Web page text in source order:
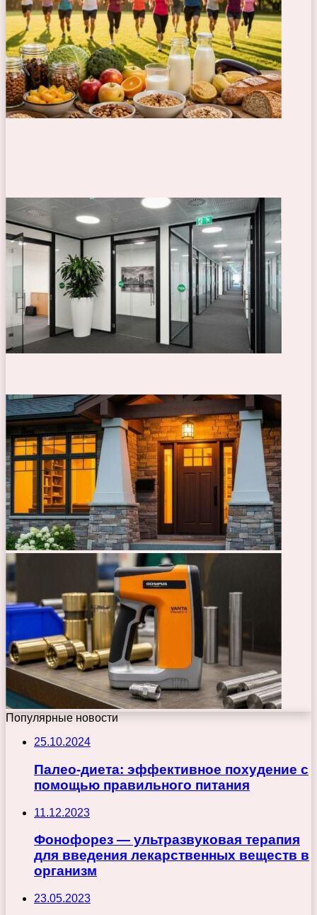
Популярные новости
25.10.2024
Палео-диета: эффективное похудение с
помощью правильного питания
11.12.2023
Фонофорез — ультразвуковая терапия
для введения лекарственных веществ в
организм
23.05.2023